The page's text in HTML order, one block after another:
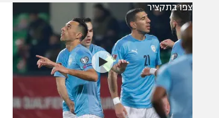
תנאי שימוש
מדיניות פרטיות
תקנון פעילות ספורט 1
רשיון להקרנה פומבית לבית עסק
הצטרפות לחבילת הערוצים
לוח דרושים – ג'ובנט
צפו בתקציר